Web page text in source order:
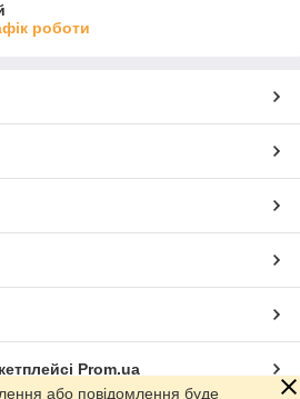
роботи
Prom.ua
або повідомлення буде